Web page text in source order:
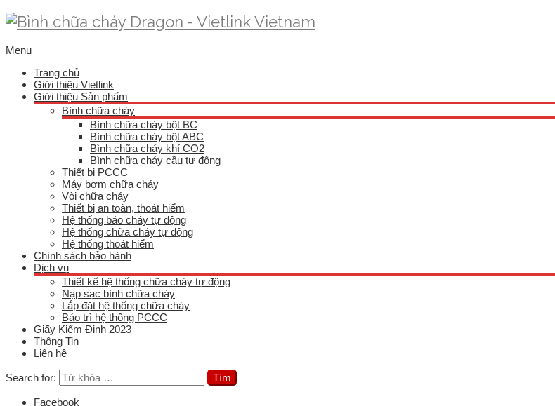
Menu
Trang chủ
Giới thiệu Vietlink
Giới thiệu Sản phẩm
Bình chữa cháy
Bình chữa cháy bột BC
Bình chữa cháy bột ABC
Bình chữa cháy khí CO2
Bình chữa cháy cầu tự động
Thiết bị PCCC
Máy bơm chữa cháy
Vòi chữa cháy
Thiết bị an toàn, thoát hiểm
Hệ thống báo cháy tự động
Hệ thống chữa cháy tự động
Hệ thống thoát hiểm
Chính sách bảo hành
Dịch vụ
Thiết kế hệ thống chữa cháy tự động
Nạp sạc bình chữa cháy
Lắp đặt hệ thống chữa cháy
Bảo trì hệ thống PCCC
Giấy Kiểm Định 2023
Thông Tin
Liên hệ
Search for:
Facebook